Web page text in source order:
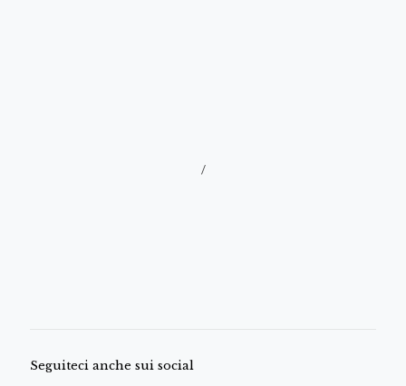
/
Seguiteci anche sui social